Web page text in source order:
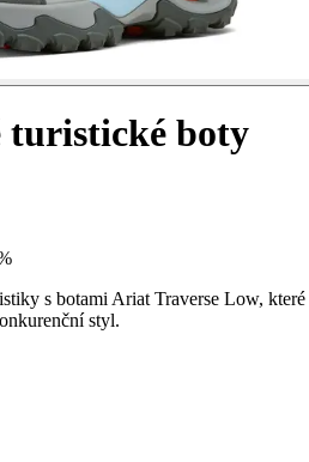
turistické boty
s botami Ariat Traverse Low, které
styl.